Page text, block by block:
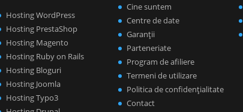
Hosting WordPress
Hosting PrestaShop
Hosting Magento
Hosting Ruby on Rails
Hosting Bloguri
Hosting Joomla
Hosting Typo3
Cine suntem
Centre de date
Garanţii
Parteneriate
Program de afiliere
Termeni de utilizare
Politica de confidenţialitate
Contact